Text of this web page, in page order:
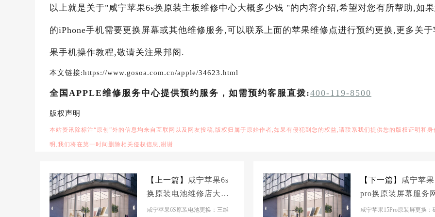
以上就是关于"咸宁苹果6s换原装主板维修中心大概多少钱 "的内容介绍,希望对您有所帮助,如
的iPhone手机需要更换屏幕或其他维修服务,可以联系上面的苹果维修点进行预约更换,更多关于
果手机操作教程,敬请关注果邦阁.
本文链接:https://www.gosoa.com.cn/apple/34623.html
全国APPLE维修服务中心提供预约服务，如需预约客服直拨:400-119-8500
版权声明
本站资讯除标注“原创”外的信息均来自互联网以及网友投稿,版权归属于原始作者,如果有侵犯到您的权益,请联系我们提供您的版权证明和身
明,我们将在第一时间删除相关侵权信息,谢谢.
【上一篇】
咸宁苹果6s
换原装电池维修店大概
多少钱
咸宁苹果6S原装电池更换：三维
【下一篇】
咸宁苹
pro换原装屏幕服务
大概多少钱
咸宁苹果15Pro原装屏更换：